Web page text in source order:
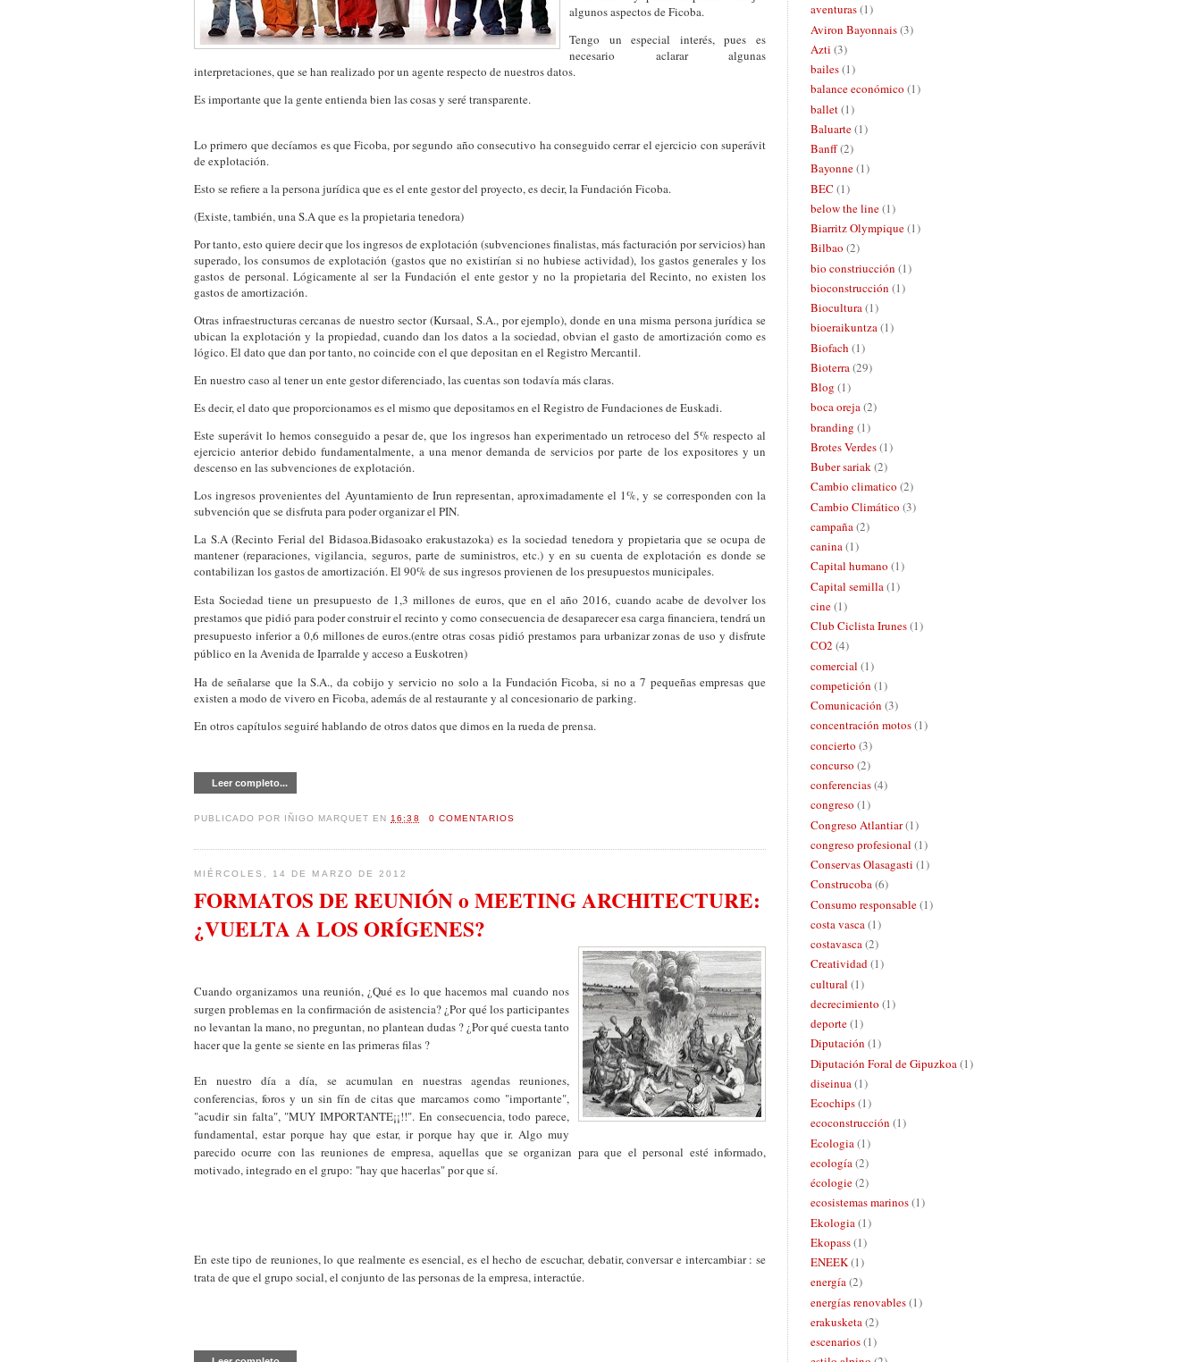
algunos aspectos deFicoba.
Tengo un especial interés, pues es
necesario aclarar algunas
interpretaciones, que se han realizado por un agente respecto de nuestros datos.
Es importante que la gente entienda bien las cosas y seré transparente.
Lo primero que decíamos es queFicoba, por segundo año consecutivo ha conseguido cerrar el ejercicio con superávit
de explotación.
Esto se refiere a la persona jurídica que es el ente gestor del proyecto, es decir,la Fundación Ficoba.
(Existe, también, una S.A que es la propietaria tenedora)
Por tanto, esto quiere decir que los ingresos de explotación (subvenciones finalistas, más facturación por servicios) han
superado, los consumos de explotación (gastos que no existirían si no hubiese actividad), los gastos generales y los
gastos de personal. Lógicamente al ser la Fundación el ente gestor y no la propietaria del Recinto, no existen los
gastos de amortización.
Otras infraestructuras cercanas de nuestro sector (Kursaal, S.A., por ejemplo), donde en una misma persona jurídica se
ubican la explotación y la propiedad, cuando dan los datos a la sociedad, obvian el gasto de amortización como es
lógico. El dato que dan por tanto, no coincide con el que depositan en el Registro Mercantil.
En nuestro caso al tener un ente gestor diferenciado, las cuentas son todavía más claras.
Es decir, el dato que proporcionamos es el mismo que depositamos en el Registro de Fundaciones de Euskadi.
Este superávit lo hemos conseguido a pesar de, que los ingresos han experimentado un retroceso del 5% respecto al
ejercicio anterior debido fundamentalmente, a una menor demanda de servicios por parte de los expositores y un
descenso en las subvenciones de explotación.
Los ingresos provenientes del Ayuntamiento de Irun representan, aproximadamente el 1%, y se corresponden con la
subvención que se disfruta para poder organizar el PIN.
La S.A (Recinto Ferial del Bidasoa.Bidasoako erakustazoka) es la sociedad tenedora y propietaria que se ocupa de
mantener (reparaciones, vigilancia, seguros, parte de suministros, etc.) y en su cuenta de explotación es donde se
contabilizan los gastos de amortización. El 90% de sus ingresos provienen de los presupuestos municipales.
Esta Sociedad tiene un presupuesto de 1,3 millones de euros, que en el año 2016, cuando acabe de devolver los
prestamos que pidió para poder construir el recinto y como consecuencia de desaparecer esa carga financiera, tendrá un
presupuesto inferior a 0,6 millones de euros.(entre otras cosas pidió prestamos para urbanizar zonas de uso y disfrute
público en la Avenida de Iparralde y acceso a Euskotren)
Ha de señalarse que la S.A., da cobijo y servicio no solo a la FundaciónFicoba, si no a 7 pequeñas empresas que
existen a modo de vivero en Ficoba, además de al restaurante y al concesionario de parking.
En otros capítulos seguiré hablando de otros datos que dimos en la rueda de prensa.
Leer completo...
PUBLICADO POR IÑIGO MARQUET EN 16:38 0 COMENTARIOS
MIÉRCOLES, 14 DE MARZO DE 2012
FORMATOS DE REUNIÓN o MEETING ARCHITECTURE:
¿VUELTA A LOS ORÍGENES?
Cuando organizamos una reunión, ¿Qué es lo que hacemos mal cuando nos
surgen problemas en la confirmación de asistencia? ¿Por qué los participantes
no levantan la mano, no preguntan, no plantean dudas ? ¿Por qué cuesta tanto
hacer que la gente se siente en las primeras filas ?
En nuestro día a día, se acumulan en nuestras agendas reuniones,
conferencias, foros y un sin fín de citas que marcamos como "importante",
"acudir sin falta", "MUY IMPORTANTE¡¡!!". En consecuencia, todo parece,
fundamental, estar porque hay que estar, ir porque hay que ir. Algo muy
parecido ocurre con las reuniones de empresa, aquellas que se organizan para que el personal esté informado,
motivado, integrado en el grupo: "hay que hacerlas" por que sí.
En este tipo de reuniones, lo que realmente es esencial, es el hecho de escuchar, debatir, conversar e intercambiar : se
trata de que el grupo social, el conjunto de las personas de la empresa, interactúe.
aventuras(1)
Aviron Bayonnais(3)
Azti (3)
bailes(1)
balance económico (1)
ballet(1)
Baluarte(1)
Banff(2)
Bayonne(1)
BEC (1)
below the line(1)
Biarritz Olympique(1)
Bilbao (2)
bio constriucción (1)
bioconstrucción (1)
Biocultura(1)
bioeraikuntza(1)
Biofach (1)
Bioterra(29)
Blog (1)
boca oreja(2)
branding (1)
Brotes Verdes(1)
Buber sariak(2)
Cambio climatico (2)
Cambio Climático (3)
campaña(2)
canina(1)
Capital humano (1)
Capital semilla (1)
cine(1)
Club Ciclista Irunes(1)
CO2 (4)
comercial (1)
competición (1)
Comunicación (3)
concentración motos(1)
concierto (3)
concurso (2)
conferencias(4)
congreso (1)
Congreso Atlantiar(1)
congreso profesional (1)
Conservas Olasagasti (1)
Construcoba(6)
Consumo responsable(1)
costa vasca(1)
costavasca(2)
Creatividad(1)
cultural (1)
decrecimiento (1)
deporte(1)
Diputación (1)
Diputación Foral de Gipuzkoa (1)
diseinua(1)
Ecochips(1)
ecoconstrucción (1)
Ecologia (1)
ecología(2)
écologie(2)
ecosistemas marinos(1)
Ekologia (1)
Ekopass(1)
ENEEK(1)
energía(2)
energías renovables(1)
erakusketa(2)
escenarios(1)